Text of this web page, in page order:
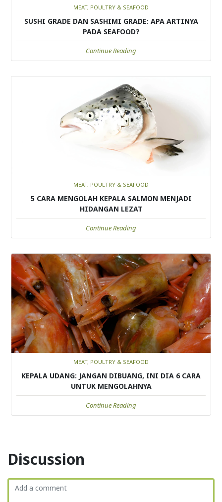
MEAT, POULTRY & SEAFOOD
SUSHI GRADE DAN SASHIMI GRADE: APA ARTINYA
PADA SEAFOOD?
Continue Reading
MEAT, POULTRY & SEAFOOD
5 CARA MENGOLAH KEPALA SALMON MENJADI
HIDANGAN LEZAT
Continue Reading
MEAT, POULTRY & SEAFOOD
KEPALA UDANG: JANGAN DIBUANG, INI DIA 6 CARA
UNTUK MENGOLAHNYA
Continue Reading
Discussion